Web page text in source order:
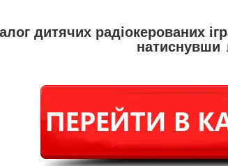
дитячих радіокерованих
натиснувши